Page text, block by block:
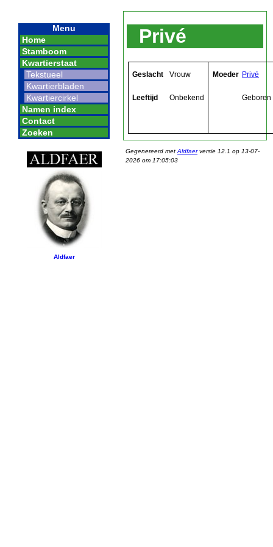
Menu
Home
Stamboom
Kwartierstaat
Tekstueel
Kwartierbladen
Kwartiercirkel
Namen index
Contact
Zoeken
Aldfaer
Privé
Geslacht Vrouw
Leeftijd Onbekend
Moeder Privé
Geboren
Gegenereerd met Aldfaerversie 12.1 op 13-07-
2026 om 17:05:03